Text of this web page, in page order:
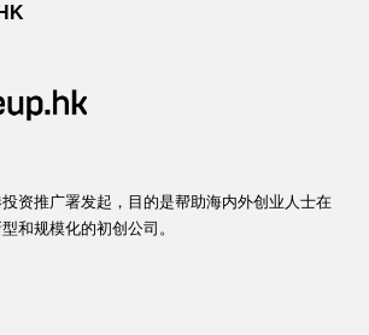
资推广署发起，目的是帮助海内外创业人士在
和规模化的初创公司。